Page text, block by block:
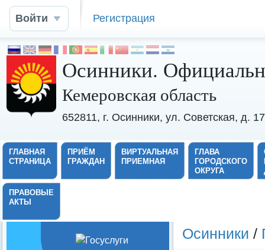
Войти Регистрация
Осинники.
Кемеровская область
652811, г. Осинники, ул. Советская, д.
ГЛАВНАЯ
СТРАНИЦА
ПРИЁМ
ГРАЖДАН
ВИРТУАЛЬНАЯ
ПРИЕМНАЯ
ГЛАВА
ГОРОДСКОГО
ОКРУГА
ПРАВОВЫЕ
АКТЫ
Осинники /